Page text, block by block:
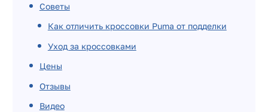
Советы
Как отличить кроссовки Puma от подделки
Уход за кроссовками
Цены
Отзывы
Видео